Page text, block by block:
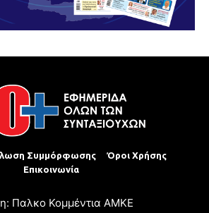
Συμμόρφωσης
Όροι Χρήσης
Επικοινωνία
Παλκο Κομμέντια ΑΜΚΕ